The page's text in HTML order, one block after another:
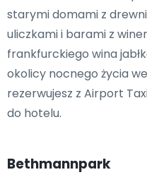
starymi domami z
uliczkami i barami z
frankfurckiego wina
okolicy nocnego życia
rezerwujesz z Airport
do hotelu.
Bethmannpark